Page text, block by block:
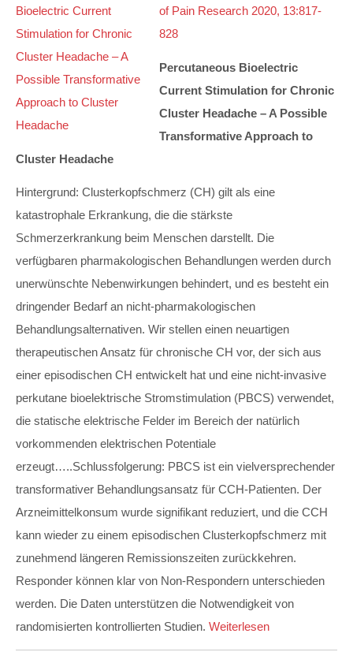
of Pain Research 2020, 13:817-
828
Percutaneous Bioelectric
Current Stimulation for Chronic
Cluster Headache – A Possible
Transformative Approach to
Cluster Headache
Hintergrund: Clusterkopfschmerz (CH) gilt als eine
katastrophale Erkrankung, die die stärkste
Schmerzerkrankung beim Menschen darstellt. Die
verfügbaren pharmakologischen Behandlungen werden durch
unerwünschte Nebenwirkungen behindert, und es besteht ein
dringender Bedarf an nicht-pharmakologischen
Behandlungsalternativen. Wir stellen einen neuartigen
therapeutischen Ansatz für chronische CH vor, der sich aus
einer episodischen CH entwickelt hat und eine nicht-invasive
perkutane bioelektrische Stromstimulation (PBCS) verwendet,
die statische elektrische Felder im Bereich der natürlich
vorkommenden elektrischen Potentiale
erzeugt…..Schlussfolgerung: PBCS ist ein vielversprechender
transformativer Behandlungsansatz für CCH-Patienten. Der
Arzneimittelkonsum wurde signifikant reduziert, und die CCH
kann wieder zu einem episodischen Clusterkopfschmerz mit
zunehmend längeren Remissionszeiten zurückkehren.
Responder können klar von Non-Respondern unterschieden
werden. Die Daten unterstützen die Notwendigkeit von
randomisierten kontrollierten Studien. Weiterlesen